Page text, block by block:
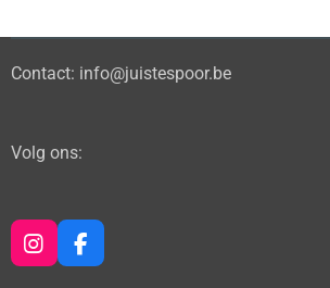
Contact: info@juistespoor.be
Volg ons:
I
n
F
a